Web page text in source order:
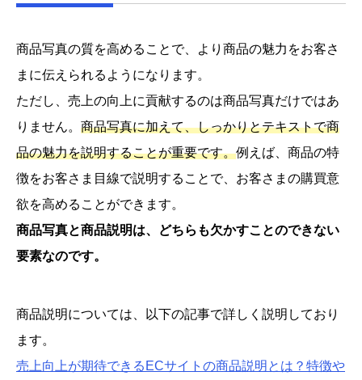
商品写真の質を高めることで、より商品の魅力をお客さ
まに伝えられるようになります。
ただし、売上の向上に貢献するのは商品写真だけではあ
りません。 商品写真に加えて、しっかりとテキストで商
品の魅力を説明することが重要です。例えば、商品の特
徴をお客さま目線で説明することで、お客さまの購買意
欲を高めることができます。
商品写真と商品説明は、どちらも欠かすことのできない
要素なのです。
商品説明については、以下の記事で詳しく説明しており
ます。
売上向上が期待できるECサイトの商品説明とは？特徴や